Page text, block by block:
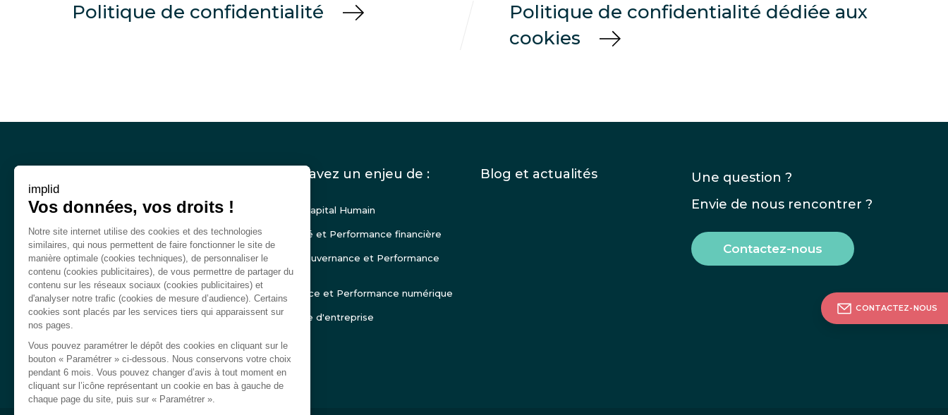
CONTACTEZ-NOUS
Politique de confidentialité
Politique de confidentialité dédiée aux
cookies
page
Expert-comptable
Consultant
Recruteur
Avocat
Huissier de justice
Notaire
Auditeur
Vous avez un enjeu de :
RH et Capital Humain
Sécurité et Performance financière
RSE, Gouvernance et Performance
durable
Confiance et Performance numérique
Pilotage d'entreprise
Blog et actualités
Une question ?
Envie de nous rencontrer ?
Contactez-nous
implid
Vos données, vos droits !
Notre site internet utilise des cookies et des technologies
similaires, qui nous permettent de faire fonctionner le site de
manière optimale (cookies techniques), de personnaliser le
contenu (cookies publicitaires), de vous permettre de partager du
contenu sur les réseaux sociaux (cookies publicitaires) et
d'analyser notre trafic (cookies de mesure d’audience). Certains
cookies sont placés par les services tiers qui apparaissent sur
nos pages.
Vous pouvez paramétrer le dépôt des cookies en cliquant sur le
bouton « Paramétrer » ci-dessous. Nous conservons votre choix
pendant 6 mois. Vous pouvez changer d’avis à tout moment en
cliquant sur l’icône représentant un cookie en bas à gauche de
chaque page du site, puis sur « Paramétrer ».